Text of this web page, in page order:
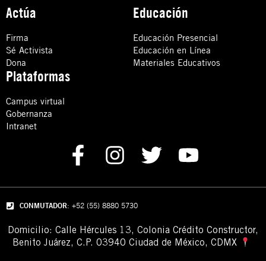
Actúa
Firma
Sé Activista
Dona
Educación
Educación Presencial
Educación en Línea
Materiales Educativos
Plataformas
Campus virtual
Gobernanza
Intranet
CONMUTADOR: +52 (55) 8880 5730
Domicilio: Calle Hércules 13, Colonia Crédito Constructor,
Benito Juárez, C.P. 03940 Ciudad de México, CDMX